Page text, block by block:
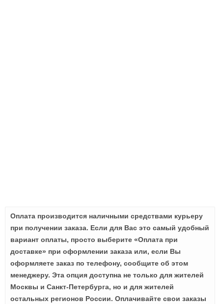
Оплата производится наличными средствами курьеру
при получении заказа. Если для Вас это самый удобный
вариант оплаты, просто выберите «Оплата при
доставке» при оформлении заказа или, если Вы
оформляете заказ по телефону, сообщите об этом
менеджеру. Эта опция доступна не только для жителей
Москвы и Санкт-Петербурга, но и для жителей
остальных регионов России. Оплачивайте свои заказы